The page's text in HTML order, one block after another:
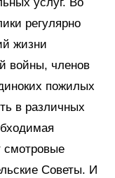
услуг. Во
регулярно
жизни
войны, членов
пожилых
в различных
смотровые
Советы. И